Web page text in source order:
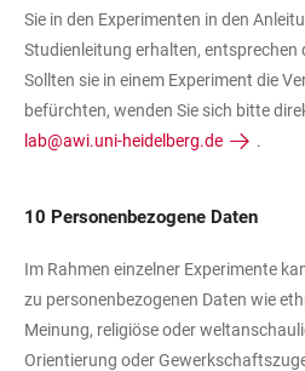
Sie in den Experimenten in den
Studienleitung erhalten, entsprechen
Sollten sie in einem Experiment die
befürchten, wenden Sie sich bitte
lab@awi.uni-heidelberg.de
.
10 Personenbezogene Daten
Im Rahmen einzelner Experimente
zu personenbezogenen Daten wie
Meinung, religiöse oder
Orientierung oder